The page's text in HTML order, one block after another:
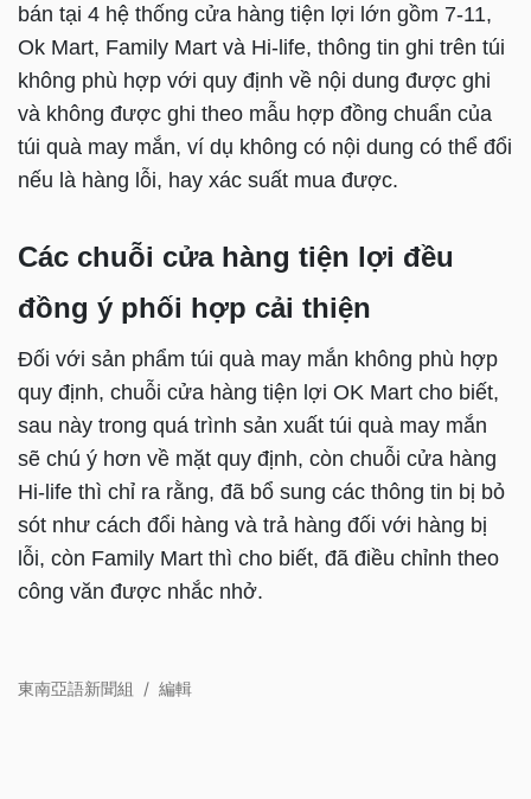
bán tại 4 hệ thống cửa hàng tiện lợi lớn gồm 7-11,
Ok Mart, Family Mart và Hi-life, thông tin ghi trên túi
không phù hợp với quy định về nội dung được ghi
và không được ghi theo mẫu hợp đồng chuẩn của
túi quà may mắn, ví dụ không có nội dung có thể đổi
nếu là hàng lỗi, hay xác suất mua được.
Các chuỗi cửa hàng tiện lợi đều
đồng ý phối hợp cải thiện
Đối với sản phẩm túi quà may mắn không phù hợp
quy định, chuỗi cửa hàng tiện lợi OK Mart cho biết,
sau này trong quá trình sản xuất túi quà may mắn
sẽ chú ý hơn về mặt quy định, còn chuỗi cửa hàng
Hi-life thì chỉ ra rằng, đã bổ sung các thông tin bị bỏ
sót như cách đổi hàng và trả hàng đối với hàng bị
lỗi, còn Family Mart thì cho biết, đã điều chỉnh theo
công văn được nhắc nhở.
東南亞語新聞組 / 編輯